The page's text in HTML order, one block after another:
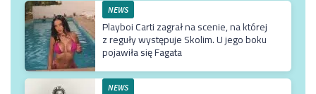
NEWS
Playboi Carti zagrał na scenie, na której
z reguły występuje Skolim. U jego boku
pojawiła się Fagata
NEWS